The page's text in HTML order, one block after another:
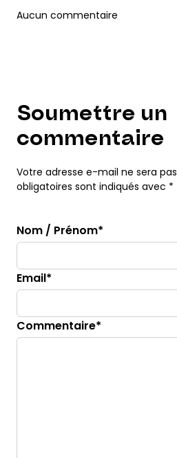
Aucun commentaire
Soumettre un
commentaire
Votre adresse e-mail ne sera
obligatoires sont indiqués avec *
Nom / Prénom*
Email*
Commentaire*